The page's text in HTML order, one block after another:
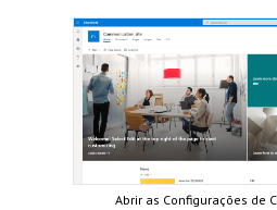
Abrir as Configurações de